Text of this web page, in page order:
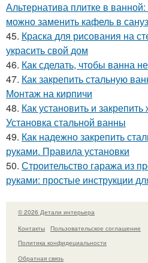
Альтернатива плитке в
можно заменить кафель в
45. Краска для рисования на
украсить свой дом
46. Как сделать, чтобы ванна
47. Как закрепить стальную
Монтаж на кирпичи
48. Как установить и
Установка стальной ванны
49. Как надежно закрепить
руками. Правила установки
50. Строительство гаража из
руками: простые инструкции
© 2026 Детали интерьера
Контакты
Пользовательское соглашение
Политика конфидециальности
Обратная связь